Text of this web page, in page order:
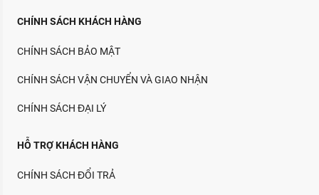
CHÍNH SÁCH KHÁCH HÀNG
CHÍNH SÁCH BẢO MẬT
CHÍNH SÁCH VẬN CHUYỂN VÀ GIAO NHẬN
CHÍNH SÁCH ĐẠI LÝ
HỖ TRỢ KHÁCH HÀNG
CHÍNH SÁCH ĐỔI TRẢ